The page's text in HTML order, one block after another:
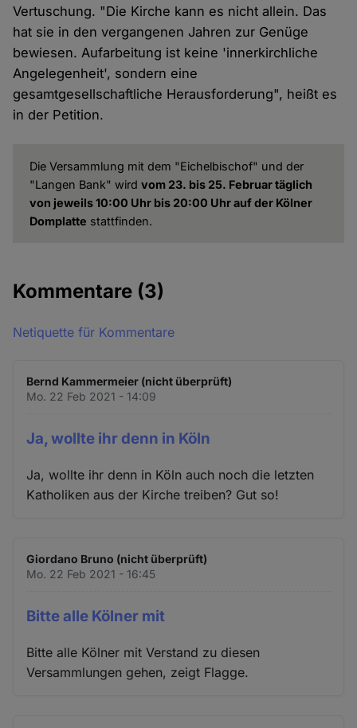
Vertuschung. "Die Kirche kann es nicht allein. Das
hat sie in den vergangenen Jahren zur Genüge
bewiesen. Aufarbeitung ist keine 'innerkirchliche
Angelegenheit', sondern eine
gesamtgesellschaftliche Herausforderung", heißt es
in der Petition.
Die Versammlung mit dem "Eichelbischof" und der
"Langen Bank" wird vom 23. bis 25. Februar täglich
von jeweils 10:00 Uhr bis 20:00 Uhr auf der Kölner
Domplatte stattfinden.
Kommentare (3)
Netiquette für Kommentare
Bernd Kammermeier (nicht überprüft)
Mo. 22 Feb 2021 - 14:09
Ja, wollte ihr denn in Köln
Ja, wollte ihr denn in Köln auch noch die letzten
Katholiken aus der Kirche treiben? Gut so!
Giordano Bruno (nicht überprüft)
Mo. 22 Feb 2021 - 16:45
Bitte alle Kölner mit
Bitte alle Kölner mit Verstand zu diesen
Versammlungen gehen, zeigt Flagge.